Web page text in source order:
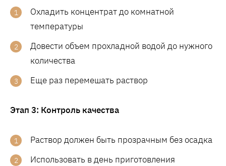
Охладить концентрат до комнатной
температуры
Довести объем прохладной водой до нужного
количества
Еще раз перемешать раствор
Этап 3: Контроль качества
Раствор должен быть прозрачным без осадка
Использовать в день приготовления